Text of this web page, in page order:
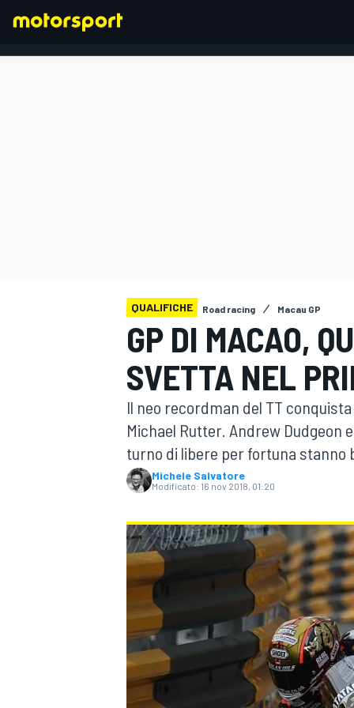
MOTOGP WEC
WRC
QUALIFICHE Road racing Macau GP
GP DI MACAO,
SVETTA NEL
Il neo recordman del TT
Michael Rutter. Andrew Dudgeon
turno di libere per fortuna stanno
Michele Salvatore
Modificato: 16 nov 2018, 01:20